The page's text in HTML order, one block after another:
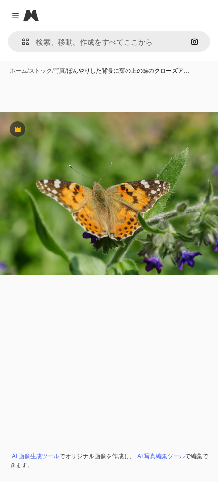
Close menu
Magnific
画像で
ホーム/ストック/写真/ぼんやりした背景に葉の上の蝶のクローズア…
Premium
AI 画像生成ツールでオリジナル画像を作成し、 AI 写真編集ツールで編集で
きます。